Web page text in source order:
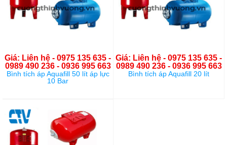
Giá: Liên hệ - 0975 135 635 -
0989 490 236 - 0936 995 663
Bình tích áp Aquafill 50 lít áp lực
10 Bar
Giá: Liên hệ - 0975 135 635 -
0989 490 236 - 0936 995 663
Bình tích áp Aquafill 20 lít